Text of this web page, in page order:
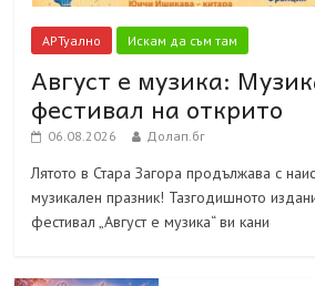
АРТуално Искам да съм там
Август е музика:
фестивал на открито
06.08.2026 Долап.бг
Лятото в Стара Загора продължава с
музикален празник! Тазгодишното
фестивал „Август е музика“ ви кани